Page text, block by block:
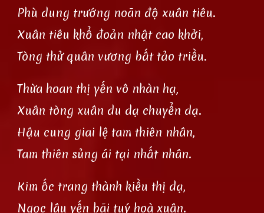
Phù dung trướng noãn độ xuân tiêu.
Xuân tiêu khổ đoản nhật cao khởi,
Tòng thử quân vương bất tảo triều.
Thừa hoan thị yến vô nhàn hạ,
Xuân tòng xuân du dạ chuyển dạ.
Hậu cung giai lệ tam thiên nhân,
Tam thiên sủng ái tại nhất nhân.
Kim ốc trang thành kiều thị dạ,
Ngọc lâu yến bãi tuý hoà xuân.